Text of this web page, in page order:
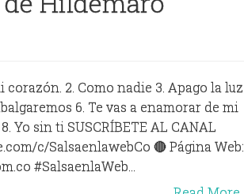
corazón. 2. Como nadie 3. Apago la luz
6. Te vas a enamorar de mi
Yo sin ti SUSCRÍBETE AL CANAL
c/SalsaenlawebCo 🔴 Página Web:
#SalsaenlaWeb...